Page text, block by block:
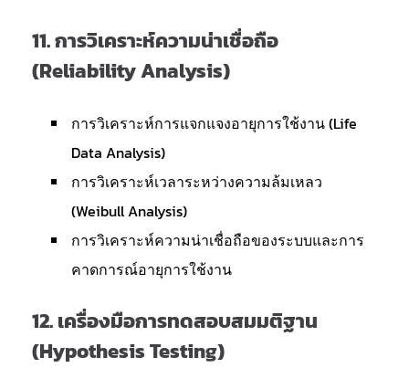
11.การวิเคราะห์ความน่าเชื่อถือ
(Reliability Analysis)
การวิเคราะห์การแจกแจงอายุการใช้งาน (Life
Data Analysis)
การวิเคราะห์เวลาระหว่างความล้มเหลว
(Weibull Analysis)
การวิเคราะห์ความน่าเชื่อถือของระบบและการ
คาดการณ์อายุการใช้งาน
12.เครื่องมือการทดสอบสมมติฐาน
(Hypothesis Testing)